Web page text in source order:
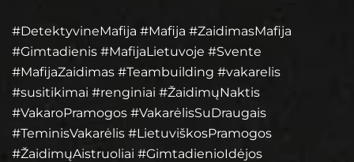
#DetektyvineMafija #Mafija #ZaidimasMafija
#Gimtadienis #MafijaLietuvoje #Svente
#MafijaZaidimas #Teambuilding #vakarelis
#susitikimai #renginiai #ŽaidimųNaktis
#VakaroPramogos #VakarėlisSuDraugais
#TeminisVakarėlis #LietuviškosPramogos
#ŽaidimųAistruoliai #GimtadienioIdėjos